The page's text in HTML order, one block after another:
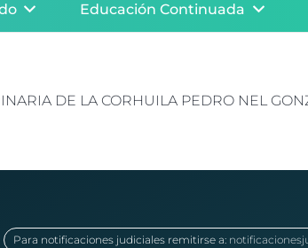
Educación Continuada
DE LA CORHUILA PEDRO NEL
Para notificaciones judiciales remitirse a: